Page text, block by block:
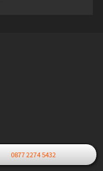
0877 2274 5432